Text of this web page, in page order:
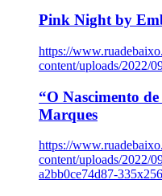
Pink Night by
https://
content/uploads/2022/
“O Nascimento
Marques
https://
content/uploads/2022/
a2bb0ce74d87-